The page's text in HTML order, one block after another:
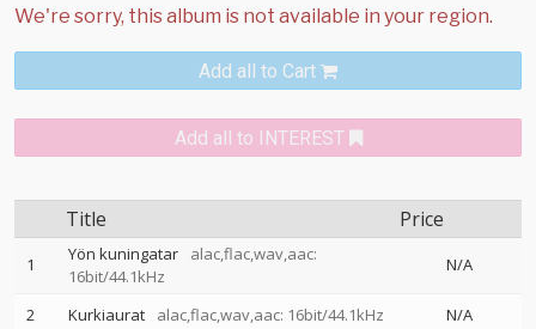
Add all to Cart
Add all to INTEREST
Title Price
1 Yön kuningatar
alac,flac,wav,aac:
16bit/44.1kHz
N/A
2 Kurkiaurat alac,flac,wav,aac: 16bit/44.1kHz N/A